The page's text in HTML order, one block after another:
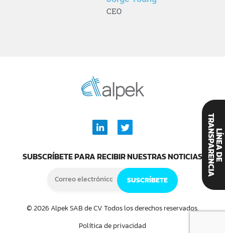
CEO
L
Í
N
E
A
D
E
TR
A
N
S
P
A
R
E
N
C
I
A
SUBSCRÍBETE PARA RECIBIR NUESTRAS NOTICIAS
© 2026 Alpek SAB de CV Todos los derechos reservados.
Política de privacidad